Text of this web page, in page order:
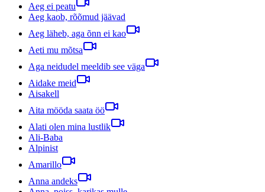
Aeg ei peatu
Aeg kaob, rõõmud jäävad
Aeg läheb, aga õnn ei kao
Aeti mu mõtsa
Aga neidudel meeldib see väga
Aidake meid
Aisakell
Aita mööda saata öö
Alati olen mina lustlik
Ali-Baba
Alpinist
Amarillo
Anna andeks